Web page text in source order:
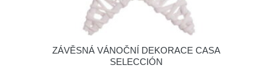
ZÁVĚSNÁ VÁNOČNÍ DEKORACE CASA
SELECCIÓN